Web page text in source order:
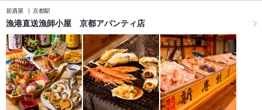
居酒屋 京都駅
漁港直送漁師小屋 京都アバンティ店